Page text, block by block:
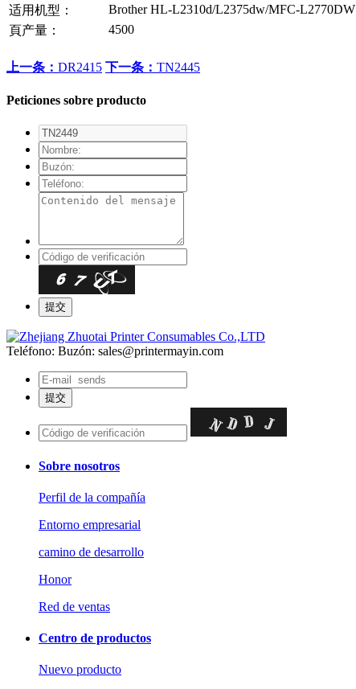
适用机型：
Brother HL-L2310d/L2375dw/MFC-L2770DW
頁产量：
4500
上一条： DR2415 下一条： TN2445
Peticiones sobre producto
Teléfono: Buzón: sales@printermayin.com
Sobre nosotros
Perfil de la compañía
Entorno empresarial
camino de desarrollo
Honor
Red de ventas
Centro de productos
Nuevo producto